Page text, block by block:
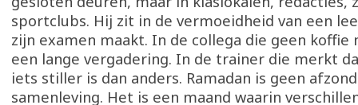
sportclubs. Hij zit in de vermoeidheid van een
zijn examen maakt. In de collega die geen
een lange vergadering. In de trainer die merkt
iets stiller is dan anders. Ramadan is geen
samenleving. Het is een maand waarin